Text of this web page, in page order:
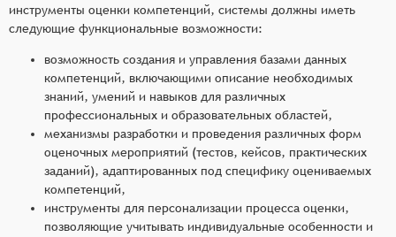
инструменты оценки компетенций, системы должны иметь
следующие функциональные возможности:
возможность создания и управления базами данных
компетенций, включающими описание необходимых
знаний, умений и навыков для различных
профессиональных и образовательных областей,
механизмы разработки и проведения различных форм
оценочных мероприятий (тестов, кейсов, практических
заданий), адаптированных под специфику оцениваемых
компетенций,
инструменты для персонализации процесса оценки,
позволяющие учитывать индивидуальные особенности и